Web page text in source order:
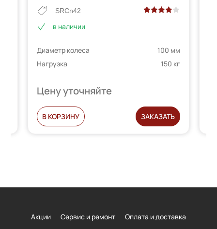
SRCn42
опроса
пользователей
в наличии
Диаметр колеса
100 мм
Нагрузка
150 кг
Цену уточняйте
В КОРЗИНУ ЗАКАЗАТЬ
Акции Сервис и ремонт
Оплата и доставка